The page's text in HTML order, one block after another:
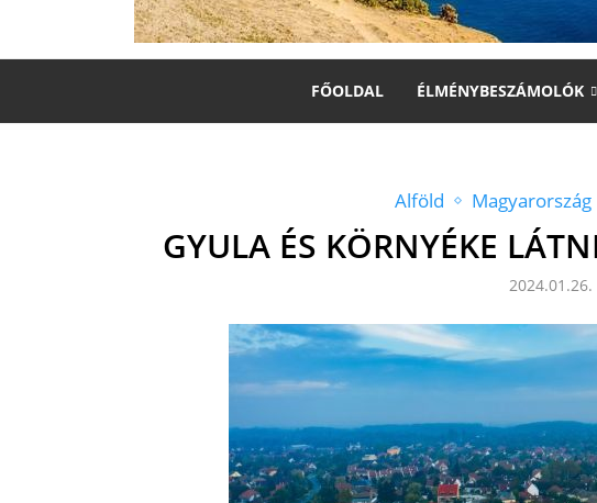
FŐOLDAL ÉLMÉNYBESZÁMOLÓK
Alföld Magyarország
GYULA ÉS KÖRNYÉKE
2024.01.26.